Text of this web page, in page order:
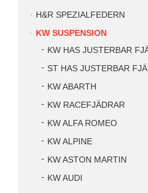
H&R SPEZIALFEDERN
KW SUSPENSION
KW HAS JUSTERBAR
ST HAS JUSTERBAR
KW ABARTH
KW RACEFJÄDRAR
KW ALFA ROMEO
KW ALPINE
KW ASTON MARTIN
KW AUDI